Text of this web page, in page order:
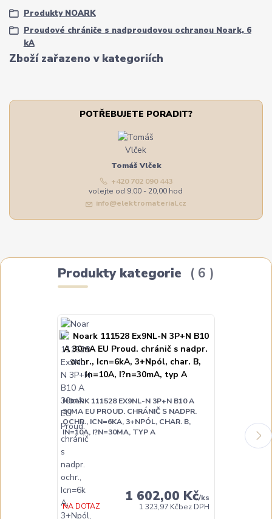
Zboží zařazeno v kategoriích
Produkty NOARK
Proudové chrániče s nadproudovou ochranou Noark, 6
kA
POTŘEBUJETE PORADIT?
Tomáš Vlček
+420 702 090 443
volejte od 9,00 - 20,00 hod
info@elektromaterial.cz
Produkty kategorie 6
NOARK 111528 EX9NL-N 3P+N B10 A
30MA EU PROUD. CHRÁNIČ S NADPR.
OCHR., ICN=6KA, 3+NPÓL, CHAR. B,
IN=10A, I?N=30MA, TYP A
1 602,00 Kč/ks
1 323,97 Kčbez DPH
NA DOTAZ
30MA EU
OCHR.,
IN=16A,